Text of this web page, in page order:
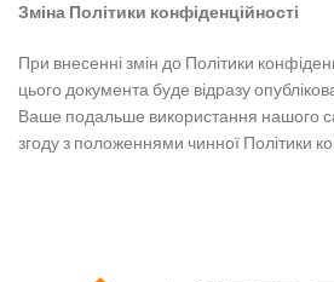
Зміна Політики конфіденційності
При внесенні змін до Політики
цього документа буде відразу
Ваше подальше використання нашого
згоду з положеннями чинної Політики